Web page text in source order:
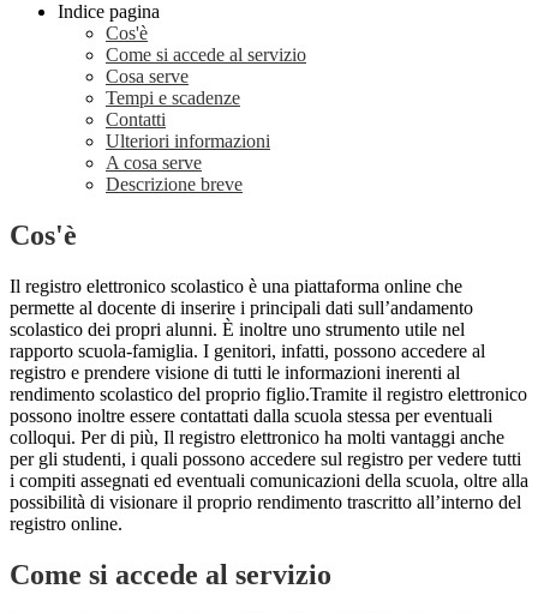
Indice pagina
Cos'è
Come si accede al servizio
Cosa serve
Tempi e scadenze
Contatti
Ulteriori informazioni
A cosa serve
Descrizione breve
Cos'è
Il registro elettronico scolastico è una piattaforma online che
permette al docente di inserire i principali dati sull’andamento
scolastico dei propri alunni. È inoltre uno strumento utile nel
rapporto scuola-famiglia. I genitori, infatti, possono accedere al
registro e prendere visione di tutti le informazioni inerenti al
rendimento scolastico del proprio figlio.Tramite il registro elettronico
possono inoltre essere contattati dalla scuola stessa per eventuali
colloqui. Per di più, Il registro elettronico ha molti vantaggi anche
per gli studenti, i quali possono accedere sul registro per vedere tutti
i compiti assegnati ed eventuali comunicazioni della scuola, oltre alla
possibilità di visionare il proprio rendimento trascritto all’interno del
registro online.
Come si accede al servizio